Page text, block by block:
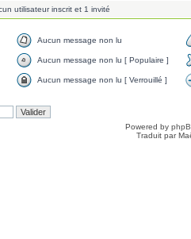
utilisateur inscrit et 1 invité
Aucun message non lu
Aucun message non lu [ Populaire ]
Aucun message non lu [ Verrouillé ]
Powered by
Traduit par